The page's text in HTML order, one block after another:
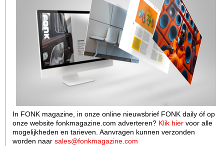
In FONK magazine, in onze online nieuwsbrief FONK daily óf op
onze website fonkmagazine.com adverteren? Klik hier voor alle
mogelijkheden en tarieven. Aanvragen kunnen verzonden
worden naar sales@fonkmagazine.com